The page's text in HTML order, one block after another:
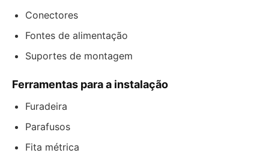
Conectores
Fontes de alimentação
Suportes de montagem
Ferramentas para a instalação
Furadeira
Parafusos
Fita métrica